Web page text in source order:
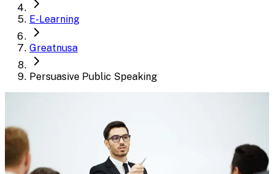
E-Learning
Greatnusa
Persuasive Public Speaking